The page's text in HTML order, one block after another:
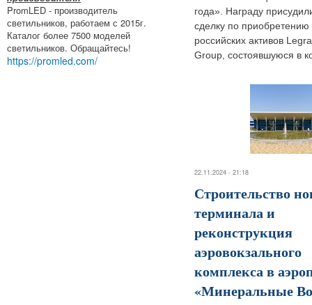
PromLED - производитель
светильников, работаем с 2015г.
Каталог более 7500 моделей
светильников. Обращайтесь!
https://promled.com/
года». Награду
сделку по приобретению
российских активов
Group, состоявшуюся в
22.11.2024 - 21:18
Строительство
терминала и
реконструкция
аэровокзального
комплекса в
«Минеральные